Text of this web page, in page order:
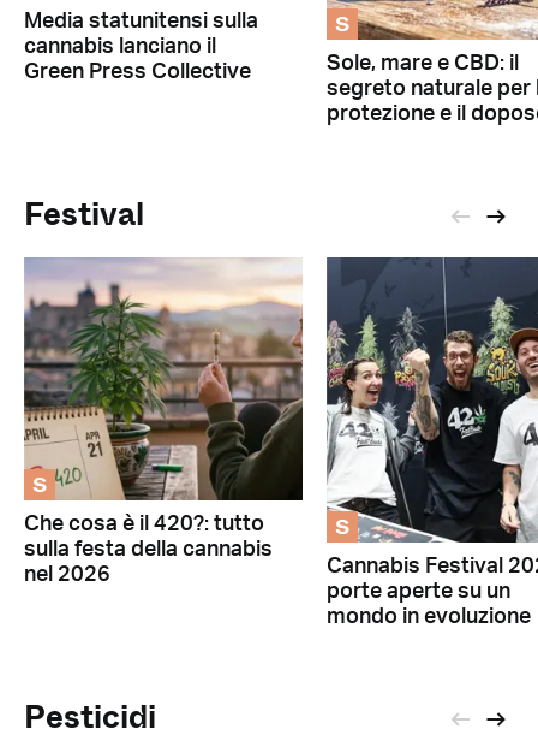
Media statunitensi sulla
cannabis lanciano il
Green Press Collective
S
Sole, mare e CBD: il
segreto naturale per
protezione e il
Festival
S
Che cosa è il 420?: tutto
sulla festa della cannabis
nel 2026
S
Cannabis Festival
porte aperte su un
mondo in evoluzione
Pesticidi